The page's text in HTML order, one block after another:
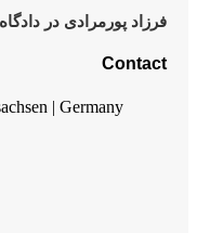
فرزاد پورمرادی در
Contact
| Germany